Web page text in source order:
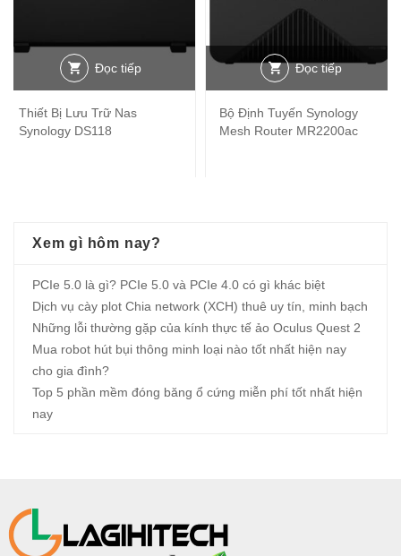
Đọc tiếp
Thiết Bị Lưu Trữ Nas
Synology DS118
Đọc tiếp
Bộ Định Tuyến Synology
Mesh Router MR2200ac
Xem gì hôm nay?
PCIe 5.0 là gì? PCIe 5.0 và PCIe 4.0 có gì khác biệt
Dịch vụ cày plot Chia network (XCH) thuê uy tín, minh bạch
Những lỗi thường gặp của kính thực tế ảo Oculus Quest 2
Mua robot hút bụi thông minh loại nào tốt nhất hiện nay
cho gia đình?
Top 5 phần mềm đóng băng ổ cứng miễn phí tốt nhất hiện
nay